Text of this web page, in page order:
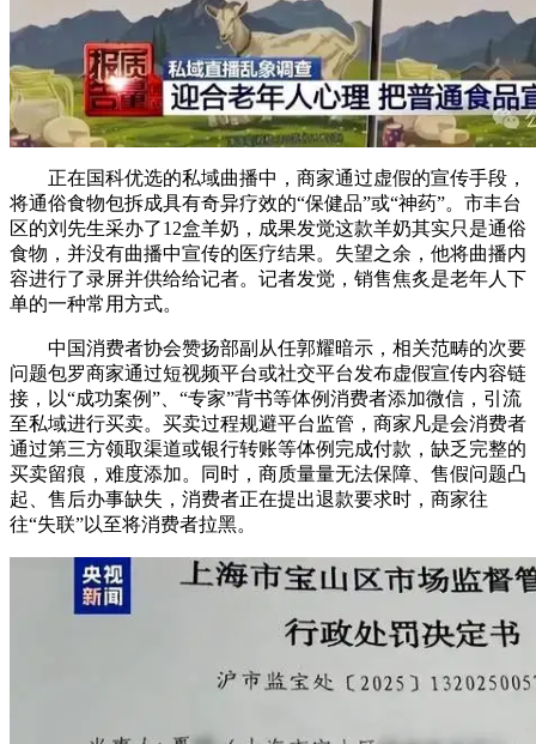
正在国科优选的私域曲播中，商家通过虚假的宣传手段，
将通俗食物包拆成具有奇异疗效的“保健品”或“神药”。市丰台
区的刘先生采办了12盒羊奶，成果发觉这款羊奶其实只是通俗
食物，并没有曲播中宣传的医疗结果。失望之余，他将曲播内
容进行了录屏并供给给记者。记者发觉，销售焦炙是老年人下
单的一种常用方式。
中国消费者协会赞扬部副从任郭耀暗示，相关范畴的次要
问题包罗商家通过短视频平台或社交平台发布虚假宣传内容链
接，以“成功案例”、“专家”背书等体例消费者添加微信，引流
至私域进行买卖。买卖过程规避平台监管，商家凡是会消费者
通过第三方领取渠道或银行转账等体例完成付款，缺乏完整的
买卖留痕，难度添加。同时，商质量量无法保障、售假问题凸
起、售后办事缺失，消费者正在提出退款要求时，商家往
往“失联”以至将消费者拉黑。